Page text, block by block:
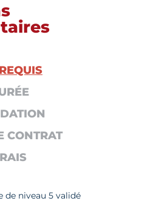
CONTRAT
de niveau 5 validé